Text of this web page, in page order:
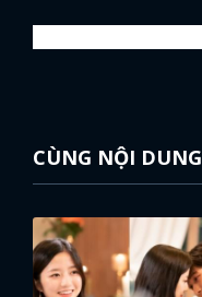
CÙNG NỘI DUNG